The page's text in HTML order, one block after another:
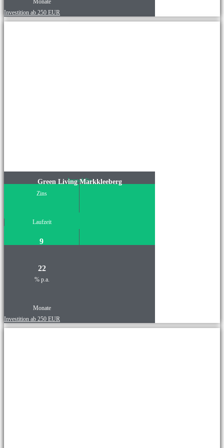
Investition ab 250 EUR
Immobilie
Green Living Markkleeberg
Zins
Laufzeit
9
22
% p.a.
Monate
Investition ab 250 EUR